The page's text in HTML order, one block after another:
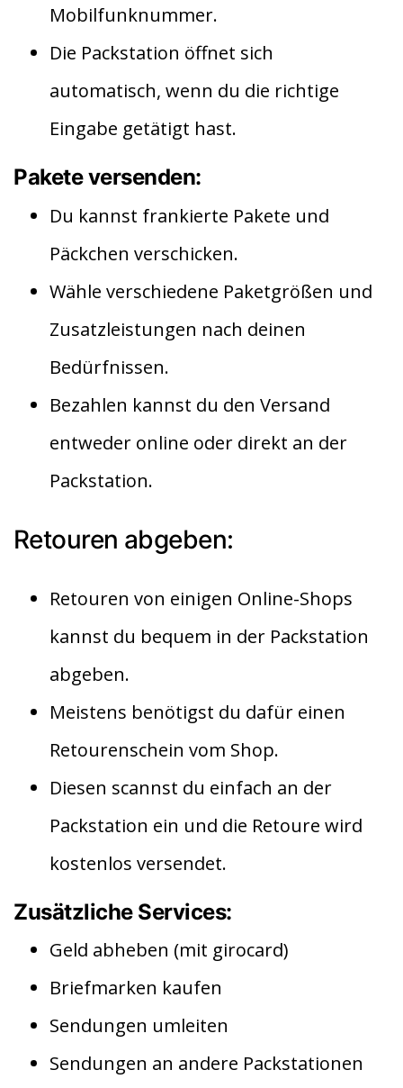
Mobilfunknummer.
Die Packstation öffnet sich
automatisch, wenn du die richtige
Eingabe getätigt hast.
Pakete versenden:
Du kannst frankierte Pakete und
Päckchen verschicken.
Wähle verschiedene Paketgrößen und
Zusatzleistungen nach deinen
Bedürfnissen.
Bezahlen kannst du den Versand
entweder online oder direkt an der
Packstation.
Retouren abgeben:
Retouren von einigen Online-Shops
kannst du bequem in der Packstation
abgeben.
Meistens benötigst du dafür einen
Retourenschein vom Shop.
Diesen scannst du einfach an der
Packstation ein und die Retoure wird
kostenlos versendet.
Zusätzliche Services:
Geld abheben (mit girocard)
Briefmarken kaufen
Sendungen umleiten
Sendungen an andere Packstationen